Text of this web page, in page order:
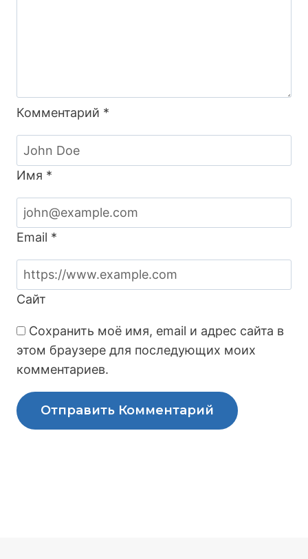
Комментарий *
Имя *
Email *
Сайт
Сохранить моё имя, email и адрес сайта в
этом браузере для последующих моих
комментариев.